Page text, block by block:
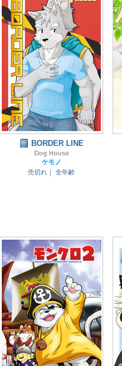
BORDER LINE
Dog House
ケモノ
売切れ｜
全年齢